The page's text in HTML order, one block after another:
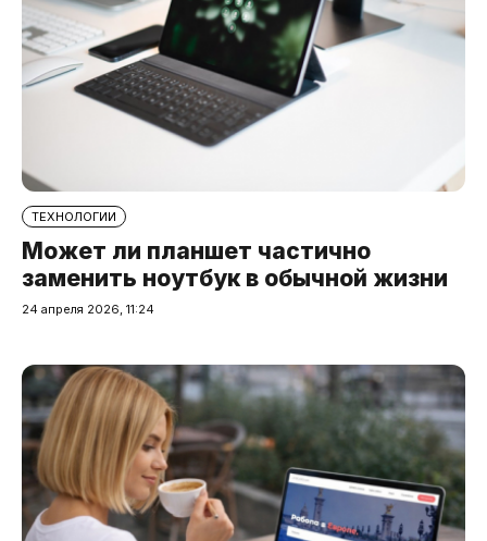
ТЕХНОЛОГИИ
Может ли планшет частично
заменить ноутбук в обычной жизни
24 апреля 2026, 11:24